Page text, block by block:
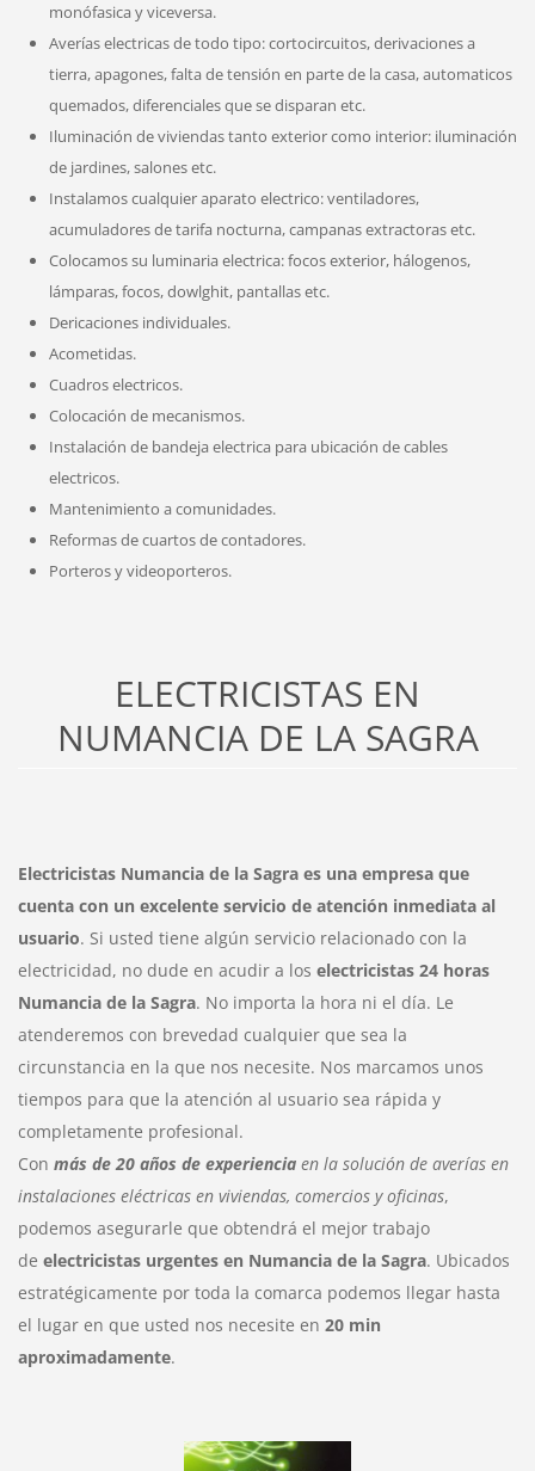
monófasica y viceversa.
Averías electricas de todo tipo: cortocircuitos, derivaciones a
tierra, apagones, falta de tensión en parte de la casa, automaticos
quemados, diferenciales que se disparan etc.
Iluminación de viviendas tanto exterior como interior: iluminación
de jardines, salones etc.
Instalamos cualquier aparato electrico: ventiladores,
acumuladores de tarifa nocturna, campanas extractoras etc.
Colocamos su luminaria electrica: focos exterior, hálogenos,
lámparas, focos, dowlghit, pantallas etc.
Dericaciones individuales.
Acometidas.
Cuadros electricos.
Colocación de mecanismos.
Instalación de bandeja electrica para ubicación de cables
electricos.
Mantenimiento a comunidades.
Reformas de cuartos de contadores.
Porteros y videoporteros.
ELECTRICISTAS EN
NUMANCIA DE LA SAGRA
Electricistas Numancia de la Sagra es una empresa que
cuenta con un excelente servicio de atención inmediata al
usuario. Si usted tiene algún servicio relacionado con la
electricidad, no dude en acudir a los electricistas 24 horas
Numancia de la Sagra. No importa la hora ni el día. Le
atenderemos con brevedad cualquier que sea la
circunstancia en la que nos necesite. Nos marcamos unos
tiempos para que la atención al usuario sea rápida y
completamente profesional.
Con más de 20 años de experienciaen la solución de averías en
instalaciones eléctricas en viviendas, comercios y oficinas,
podemos asegurarle que obtendrá el mejor trabajo
de electricistas urgentes en Numancia de la Sagra. Ubicados
estratégicamente por toda la comarca podemos llegar hasta
el lugar en que usted nos necesite en 20 min
aproximadamente.